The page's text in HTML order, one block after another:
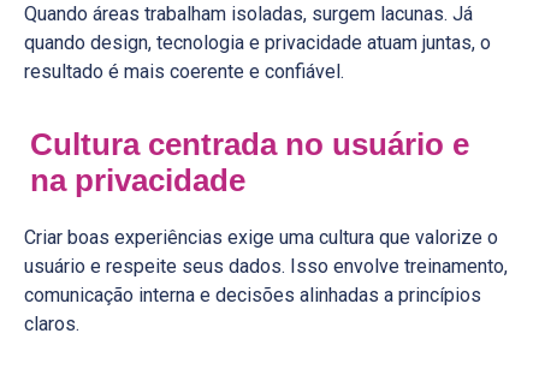
Quando áreas trabalham isoladas, surgem lacunas. Já
quando design, tecnologia e privacidade atuam juntas, o
resultado é mais coerente e confiável.
Cultura centrada no usuário e
na privacidade
Criar boas experiências exige uma cultura que valorize o
usuário e respeite seus dados. Isso envolve treinamento,
comunicação interna e decisões alinhadas a princípios
claros.